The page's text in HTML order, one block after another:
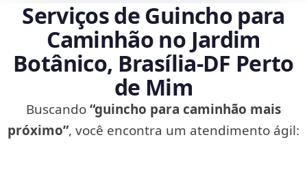
Serviços de Guincho para
Caminhão no Jardim
Botânico, Brasília‑DF Perto
de Mim
Buscando“guincho para caminhão mais
próximo”, você encontra um atendimento ágil: